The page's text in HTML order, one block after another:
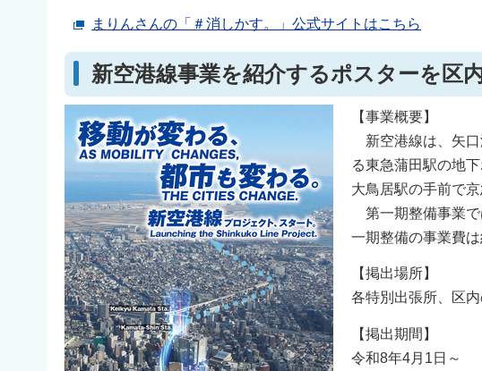
まりんさんの「＃消しかす。」公式サイトはこちら
新空港線事業を紹介するポスターを区
【事業概要】
新空港線は、矢口
る東急蒲田駅の地
大鳥居駅の手前で
第一期整備事業で
一期整備の事業費
【掲出場所】
各特別出張所、区
【掲出期間】
令和8年4月1日～